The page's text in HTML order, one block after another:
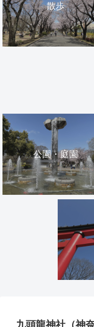
散歩
公園・庭園
九頭龍神社（神